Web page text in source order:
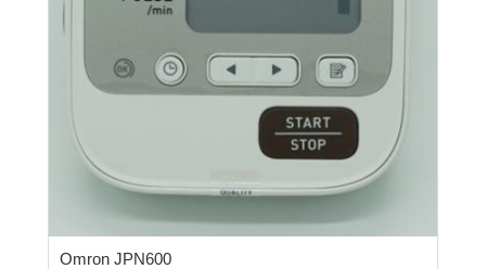
Omron JPN600